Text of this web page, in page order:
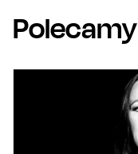
Polecamy